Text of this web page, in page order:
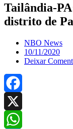
Tailândia-
distrito de
NBO News
10/11/2020
Deixar
Facebook
X